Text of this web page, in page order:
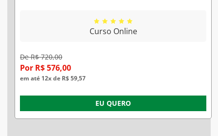
Curso Online
De R$ 720,00
Por R$ 576,00
em até 12x de R$ 59,57
EU QUERO